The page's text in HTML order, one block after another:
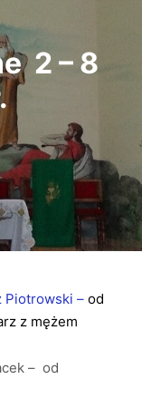
2 – 8
Piotrowski – od
z mężem
– od